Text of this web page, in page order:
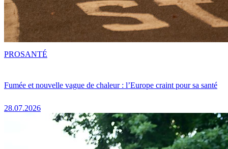
Fumée et nouvelle vague de chaleur : l’Europe craint pour sa santé
28.07.2026
PROSANTÉ